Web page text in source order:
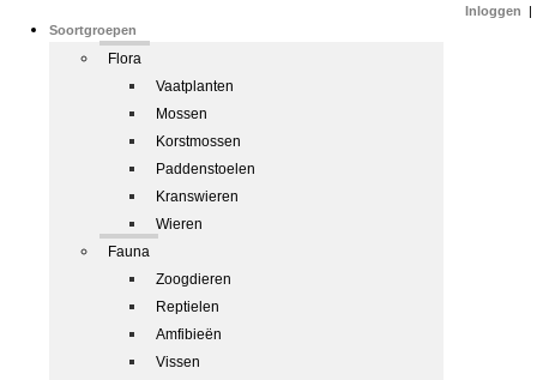
Soortgroepen
Flora
Vaatplanten
Mossen
Korstmossen
Paddenstoelen
Kranswieren
Wieren
Fauna
Zoogdieren
Reptielen
Amfibieën
Vissen
Inloggen |